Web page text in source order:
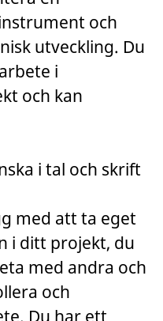
och
utveckling. Du
i
och kan
i tal och skrift
med att ta eget
i ditt projekt, du
med andra och
och
Du har ett